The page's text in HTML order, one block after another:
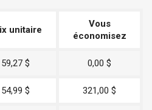
unitaire
Vous
économisez
59,27 $ 0,00 $
54,99 $ 321,00 $